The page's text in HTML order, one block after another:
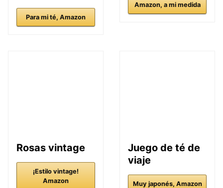
Para mi té, Amazon
Amazon, a mi medida
Rosas vintage
¡Estilo vintage!
Amazon
Juego de té de
viaje
Muy japonés, Amazon